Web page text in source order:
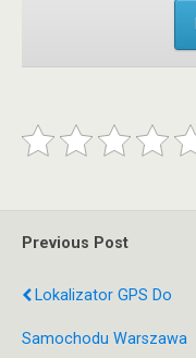
Previous Post
Lokalizator GPS Do
Samochodu Warszawa